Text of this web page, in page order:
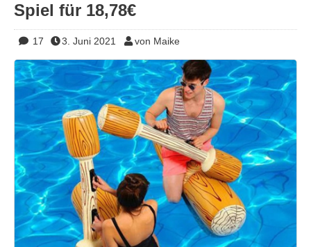
Spiel für 18,78€
17 3. Juni 2021 von Maike